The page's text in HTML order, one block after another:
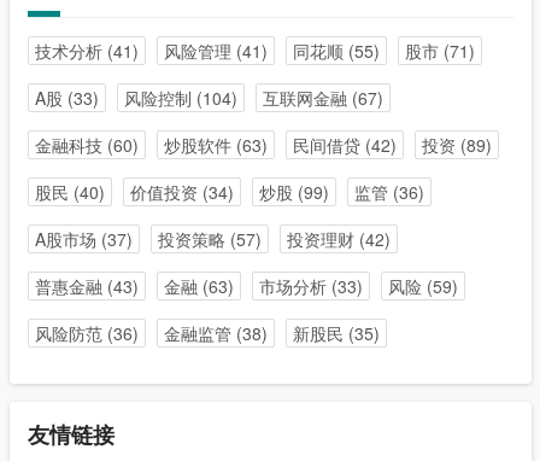
技术分析(41) 风险管理 (41) 同花顺(55) 股市(71)
A股 (33) 风险控制 (104) 互联网金融 (67)
金融科技(60) 炒股软件(63) 民间借贷(42) 投资 (89)
股民 (40) 价值投资 (34) 炒股 (99) 监管 (36)
A股市场 (37) 投资策略 (57) 投资理财(42)
普惠金融 (43) 金融 (63) 市场分析(33) 风险(59)
风险防范(36) 金融监管 (38) 新股民 (35)
友情链接